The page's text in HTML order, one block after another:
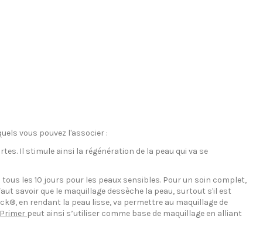
vous pouvez l'associer :
Il stimule ainsi la régénération de la peau qui va se
les 10 jours pour les peaux sensibles. Pour un soin complet,
savoir que le maquillage dessèche la peau, surtout s'il est
en rendant la peau lisse, va permettre au maquillage de
peut ainsi s’utiliser comme base de maquillage en alliant